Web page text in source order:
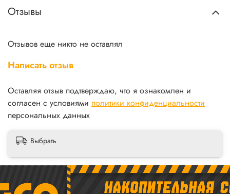
Отзывы
Отзывов еще никто не оставлял
Написать отзыв
Оставляя отзыв подтверждаю, что я ознакомлен и
согласен с условиями политики конфиденциальности
персональных данных
Выбрать